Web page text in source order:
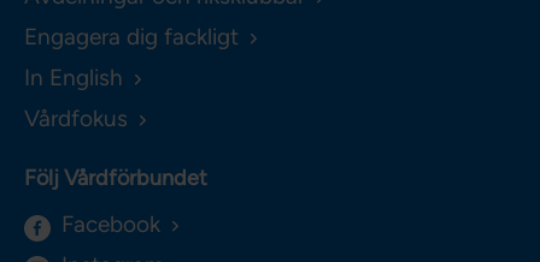
Engagera dig fackligt
In English
Vårdfokus
Följ Vårdförbundet
Facebook